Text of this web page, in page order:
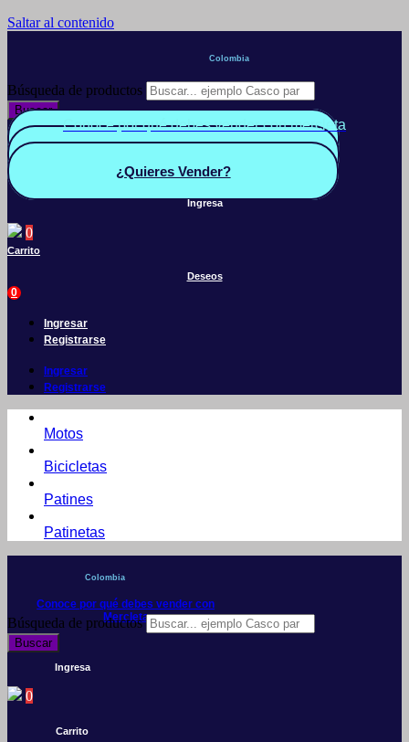
Saltar al contenido
Colombia
Búsqueda de productos
Buscar
Conoce por qué debes vender con mercleta
Quiero Vender
¿Quieres Vender?
Ingresa
0
Carrito
Deseos
0
Ingresar
Registrarse
Ingresar
Registrarse
Motos
Bicicletas
Patines
Patinetas
Colombia
Conoce por qué debes vender con
Mercleta
Búsqueda de productos
Buscar
Ingresa
0
Carrito